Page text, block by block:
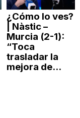
¿Cómo lo ves?
| Nàstic –
Murcia (2-1):
“Toca
trasladar la
mejora de...